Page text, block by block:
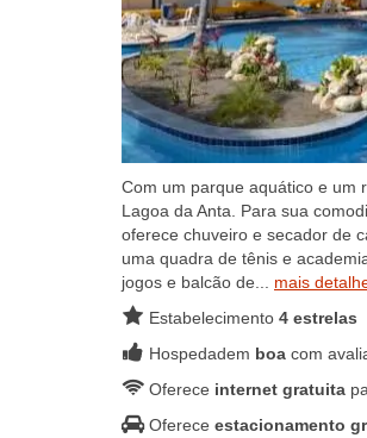
Com um parque aquático e um
Lagoa da Anta. Para sua
oferece chuveiro e secador de
uma quadra de tênis e
jogos e balcão de... mais
Estabelecimento 4 estrelas
Hospedadem boa com
Oferece internet gratuita
Oferece estacionamento